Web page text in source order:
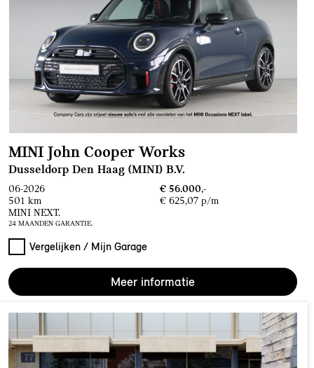
MINI John Cooper Works
Dusseldorp Den Haag (MINI) B.V.
06-2026
€ 56.000,-
501 km
€ 625,07 p/m
MINI NEXT.
24 MAANDEN GARANTIE.
Vergelijken / Mijn Garage
Meer informatie